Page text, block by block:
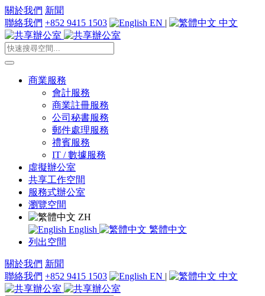
關於我們 新聞
聯絡我們 +852 9415 1503 EN | 中文
商業服務
會計服務
商業註冊服務
公司秘書服務
郵件處理服務
禮賓服務
IT / 數據服務
虛擬辦公室
共享工作空間
服務式辦公室
瀏覽空間
ZH
English
繁體中文
列出空間
關於我們 新聞
聯絡我們 +852 9415 1503 EN | 中文